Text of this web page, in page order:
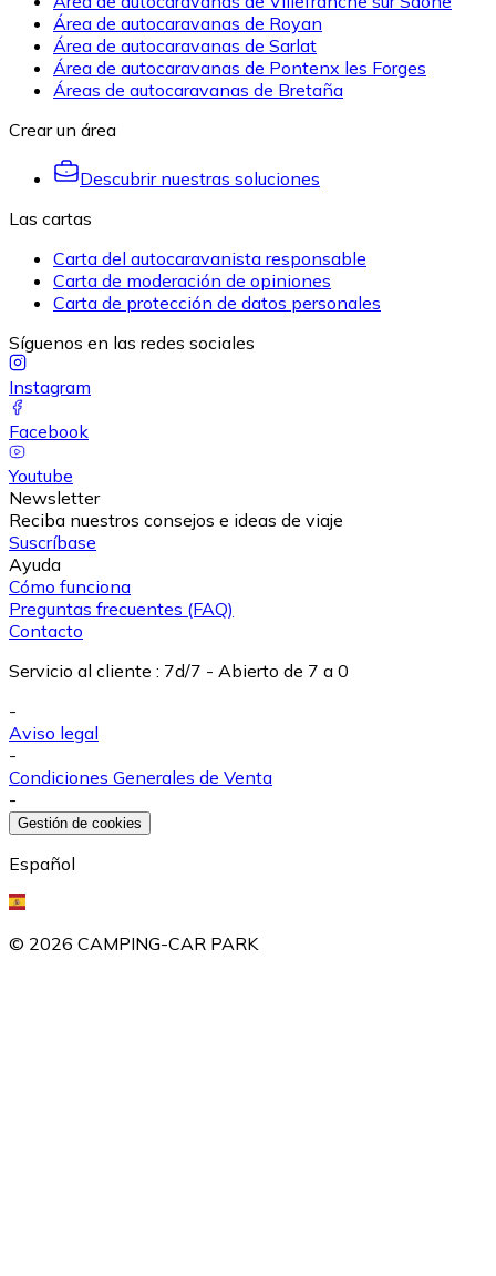
Área de autocaravanas de Royan
Área de autocaravanas de Sarlat
Área de autocaravanas de Pontenx les Forges
Áreas de autocaravanas de Bretaña
Crear un área
Descubrir nuestras soluciones
Las cartas
Carta del autocaravanista responsable
Carta de moderación de opiniones
Carta de protección de datos personales
Síguenos en las redes sociales
Instagram
Facebook
Youtube
Newsletter
Reciba nuestros consejos e ideas de viaje
Suscríbase
Ayuda
Cómo funciona
Preguntas frecuentes (FAQ)
Contacto
Servicio al cliente : 7d/7 - Abierto de 7 a 0
-
Aviso legal
-
Condiciones Generales de Venta
-
Gestión de cookies
Español
© 2026 CAMPING-CAR PARK